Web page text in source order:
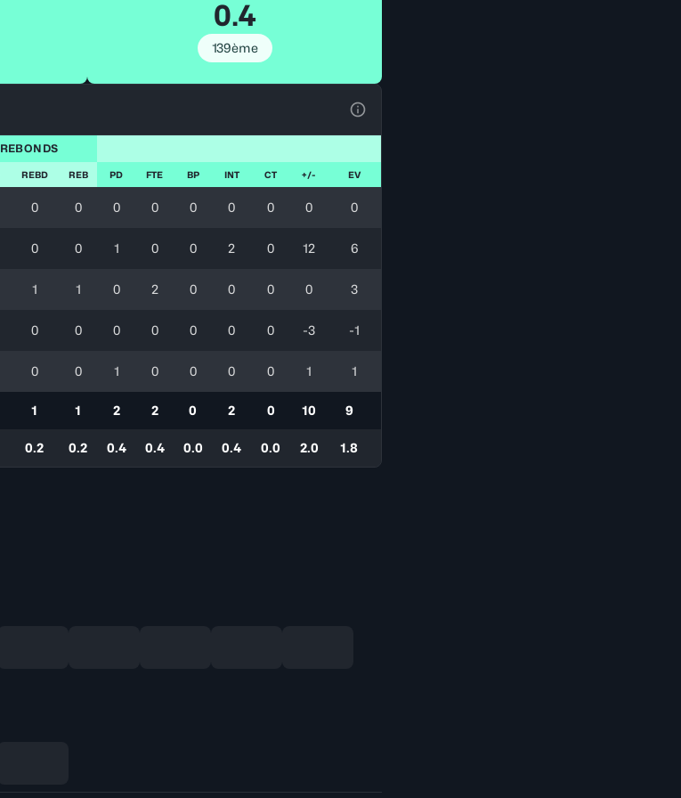
0.4
139ème
REBONDS
REBD REB PD FTE BP INT CT +/- EV
0 0 0 0 0 0 0 0 0
0 0 1 0 0 2 0 12 6
1 1 0 2 0 0 0 0 3
0 0 0 0 0 0 0 -3 -1
0 0 1 0 0 0 0 1 1
1 1 2 2 0 2 0 10 9
0.2 0.2 0.4 0.4 0.0 0.4 0.0 2.0 1.8